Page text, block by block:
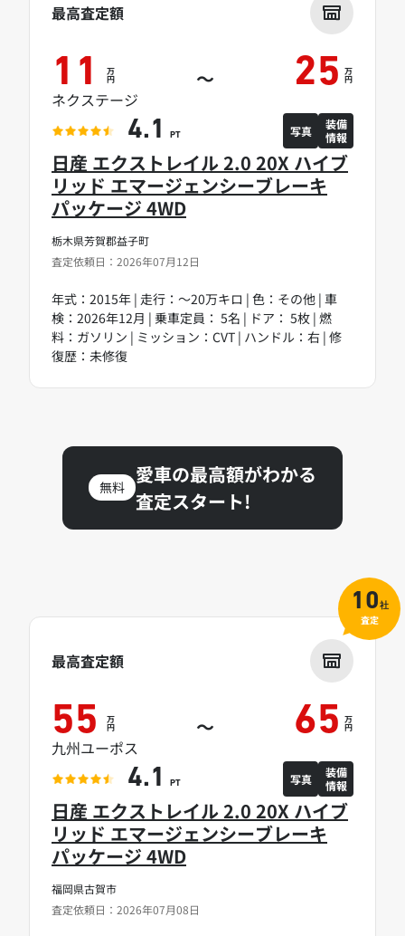
栃木県芳賀郡益子町
査定依頼日：2026年07月12日
日産 エクストレイル 2.0 20X ハイブ
リッド エマージェンシーブレーキ
パッケージ 4WD
年式：2015年 | 走行：～20万キロ | 色：その他 | 車
検：2026年12月 | 乗車定員： 5名 | ドア： 5枚 | 燃
料：ガソリン | ミッション：CVT | ハンドル：右 | 修
復歴：未修復
最高査定額
11 万
円 ～ 25 万
円
ネクステージ
4.1 PT 写真
装備
情報
無料
愛車の最高額がわかる
査定スタート!
福岡県古賀市
査定依頼日：2026年07月08日
日産 エクストレイル 2.0 20X ハイブ
リッド エマージェンシーブレーキ
パッケージ 4WD
最高査定額
55 万
円 ～ 65 万
円
九州ユーポス
4.1 PT 写真
装備
情報
10社
査定